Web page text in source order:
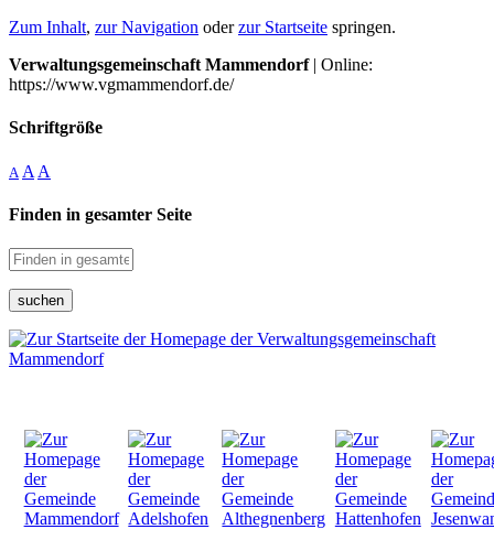
Zum Inhalt, zur Navigation oderzur Startseite springen.
Verwaltungsgemeinschaft Mammendorf| Online:
https://www.vgmammendorf.de/
Schriftgröße
A A A
Finden in gesamter Seite
suchen